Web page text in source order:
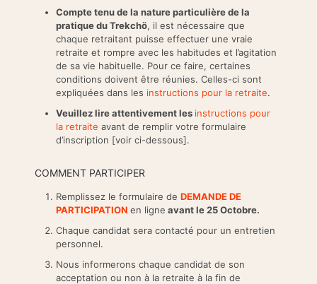
Compte tenu de la nature particulière de la
pratique du Trekchö, il est nécessaire que
chaque retraitant puisse effectuer une vraie
retraite et rompre avec les habitudes et l’agitation
de sa vie habituelle. Pour ce faire, certaines
conditions doivent être réunies. Celles-ci sont
expliquées dans les instructions pour la retraite.
Veuillez lire attentivement les instructions pour
la retraite avant de remplir votre formulaire
d’inscription [voir ci-dessous].
COMMENT PARTICIPER
Remplissez le formulaire de DEMANDE DE
PARTICIPATION en ligne avant le25 Octobre.
Chaque candidat sera contacté pour un entretien
personnel.
Nous informerons chaque candidat de son
acceptation ou non à la retraite à la fin de